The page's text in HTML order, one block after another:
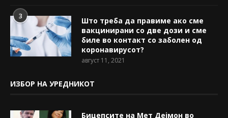
3
Што треба да правиме ако сме
вакцинирани со две дози и сме
биле во контакт со заболен од
коронавирусот?
август 11, 2021
ИЗБОР НА УРЕДНИКОТ
Бицепсите на Мет Дејмон во